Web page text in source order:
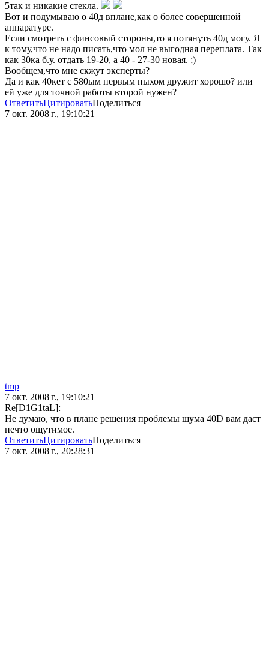
5так и никакие стекла.
Вот и подумываю о 40д вплане,как о более совершенной
аппаратуре.
Если смотреть с финсовый стороны,то я потянуть 40д могу. Я
к тому,что не надо писать,что мол не выгодная переплата. Так
как 30ка б.у. отдать 19-20, а 40 - 27-30 новая. ;)
Вообщем,что мне скжут эксперты?
Да и как 40кет с 580ым первым пыхом дружит хорошо? или
ей уже для точной работы второй нужен?
ОтветитьЦитироватьПоделиться
7 окт. 2008 г., 19:10:21
tmp
7 окт. 2008 г., 19:10:21
Re[D1G1taL]:
Не думаю, что в плане решения проблемы шума 40D вам даст
нечто ощутимое.
ОтветитьЦитироватьПоделиться
7 окт. 2008 г., 20:28:31